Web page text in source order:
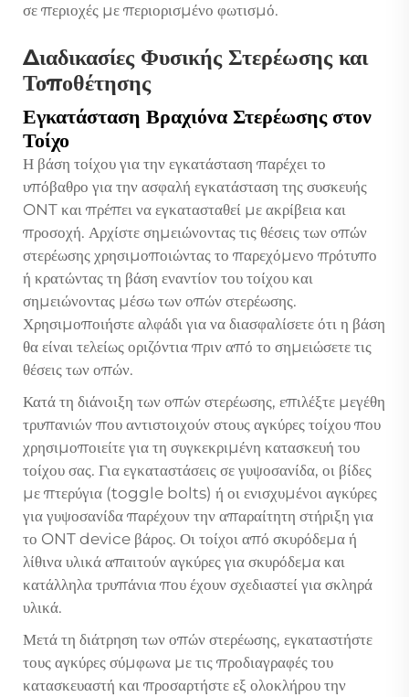
σε περιοχές με περιορισμένο φωτισμό.
Διαδικασίες Φυσικής Στερέωσης και
Τοποθέτησης
Εγκατάσταση Βραχιόνα Στερέωσης στον
Τοίχο
Η βάση τοίχου για την εγκατάσταση παρέχει το
υπόβαθρο για την ασφαλή εγκατάσταση της συσκευής
ONT και πρέπει να εγκατασταθεί με ακρίβεια και
προσοχή. Αρχίστε σημειώνοντας τις θέσεις των οπών
στερέωσης χρησιμοποιώντας το παρεχόμενο πρότυπο
ή κρατώντας τη βάση εναντίον του τοίχου και
σημειώνοντας μέσω των οπών στερέωσης.
Χρησιμοποιήστε αλφάδι για να διασφαλίσετε ότι η βάση
θα είναι τελείως οριζόντια πριν από το σημειώσετε τις
θέσεις των οπών.
Κατά τη διάνοιξη των οπών στερέωσης, επιλέξτε μεγέθη
τρυπανιών που αντιστοιχούν στους αγκύρες τοίχου που
χρησιμοποιείτε για τη συγκεκριμένη κατασκευή του
τοίχου σας. Για εγκαταστάσεις σε γυψοσανίδα, οι βίδες
με πτερύγια (toggle bolts) ή οι ενισχυμένοι αγκύρες
για γυψοσανίδα παρέχουν την απαραίτητη στήριξη για
το ONT device βάρος. Οι τοίχοι από σκυρόδεμα ή
λίθινα υλικά απαιτούν αγκύρες για σκυρόδεμα και
κατάλληλα τρυπάνια που έχουν σχεδιαστεί για σκληρά
υλικά.
Μετά τη διάτρηση των οπών στερέωσης, εγκαταστήστε
τους αγκύρες σύμφωνα με τις προδιαγραφές του
κατασκευαστή και προσαρτήστε εξ ολοκλήρου την